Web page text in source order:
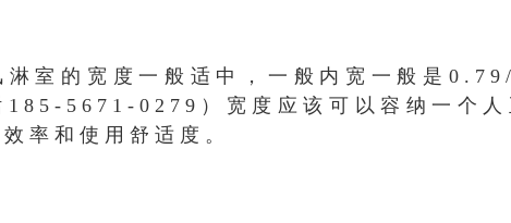
室的宽度一般适中，一般内宽一般是
185-5671-0279） 宽度应该可以容纳一个
率和使用舒适度。